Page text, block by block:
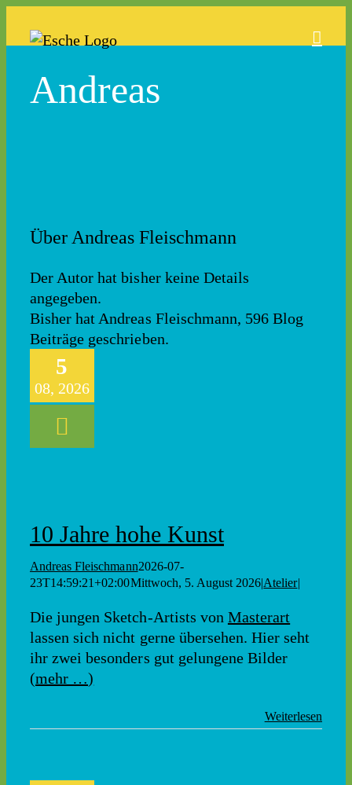
Inhalt
Andreas
Über Andreas Fleischmann
Der Autor hat bisher keine Details
angegeben.
Bisher hat Andreas Fleischmann, 596 Blog
Beiträge geschrieben.
5
08, 2026
10 Jahre hohe Kunst
Andreas Fleischmann2026-07-
23T14:59:21+02:00Mittwoch, 5. August 2026|Atelier|
Die jungen Sketch-Artists von Masterart
lassen sich nicht gerne übersehen. Hier seht
ihr zwei besonders gut gelungene Bilder
(mehr …)
Weiterlesen